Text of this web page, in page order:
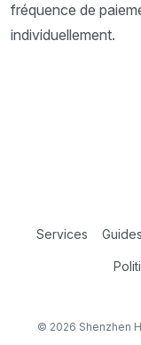
fréquence de
individuellement.
Services Guides
© 2026 Shenzhen